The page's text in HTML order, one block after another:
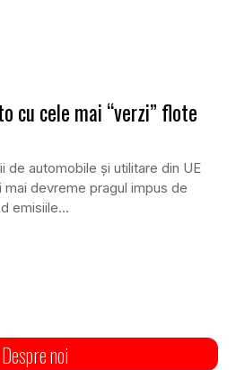
cu cele mai “verzi” flote
de automobile şi utilitare din UE
mai devreme pragul impus de
emisiile...
Despre noi